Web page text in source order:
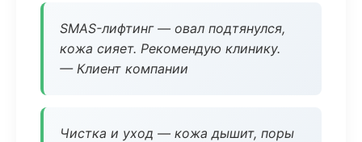
SMAS-лифтинг — овал подтянулся,
кожа сияет. Рекомендую клинику.
— Клиент компании
Чистка и уход — кожа дышит, поры